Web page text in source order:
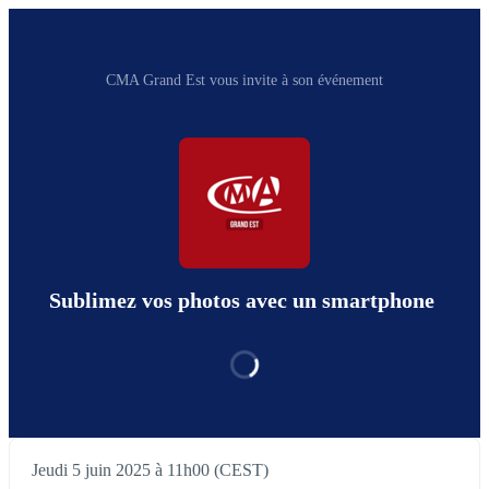
CMA Grand Est vous invite à son événement
Sublimez vos photos avec un smartphone
Jeudi 5 juin 2025 à 11h00 (CEST)